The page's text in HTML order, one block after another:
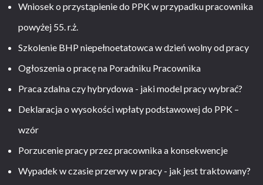
Wniosek o przystąpienie do PPK w przypadku pracownika
powyżej 55. r.ż.
Szkolenie BHP niepełnoetatowca w dzień wolny od pracy
Ogłoszenia o pracę na Poradniku Pracownika
Praca zdalna czy hybrydowa - jaki model pracy wybrać?
Deklaracja o wysokości wpłaty podstawowej do PPK –
wzór
Porzucenie pracy przez pracownika a konsekwencje
Wypadek w czasie przerwy w pracy - jak jest traktowany?